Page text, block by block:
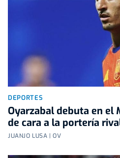
DEPORTES
Oyarzabal debuta en el
de cara a la portería
JUANJO LUSA | OV